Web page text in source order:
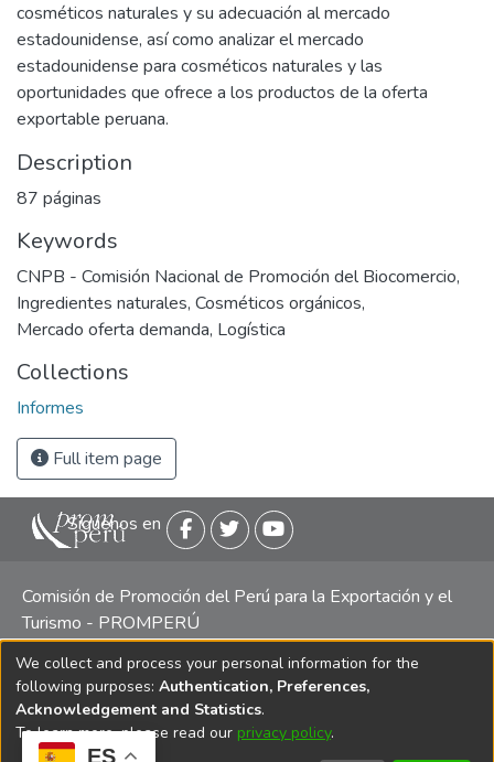
ES
cosméticos naturales y su adecuación al mercado
estadounidense, así como analizar el mercado
estadounidense para cosméticos naturales y las
oportunidades que ofrece a los productos de la oferta
exportable peruana.
Description
87 páginas
Keywords
CNPB - Comisión Nacional de Promoción del Biocomercio,
Ingredientes naturales, Cosméticos orgánicos,
Mercado oferta demanda, Logística
Collections
Informes
Full item page
Siguenos en
Comisión de Promoción del Perú para la Exportación y el
Turismo - PROMPERÚ
Central telefónica: (511) 616 7300 / 616 7400 Calle Uno
Oeste 50, Edificio Mincetur, Pisos 13 y 14, San Isidro -
Lima
We collect and process your personal information for the
following purposes: Authentication, Preferences,
Acknowledgement and Statistics.
To learn more, please read our privacy policy.